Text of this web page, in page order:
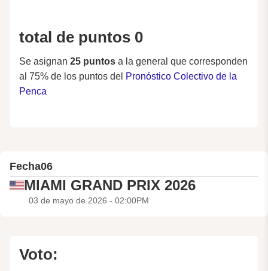
total de puntos 0
Se asignan 25 puntos a la general que corresponden
al 75% de los puntos del Pronóstico Colectivo de la
Penca
Fecha06
MIAMI GRAND PRIX 2026
03 de mayo de 2026 - 02:00PM
Voto: